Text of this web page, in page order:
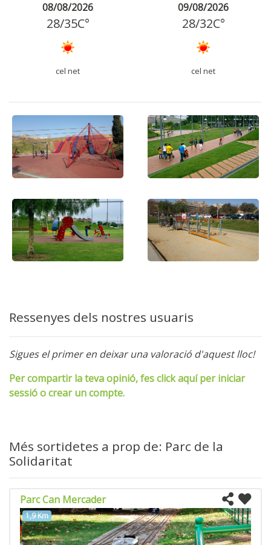
08/08/2026
28/35C°
cel net
09/08/2026
28/32C°
cel net
Ressenyes dels nostres usuaris
Sigues el primer en deixar una valoració d'aquest lloc!
Per compartir la teva opinió, fes click aquí per iniciar
sessió o crear un compte.
Més sortidetes a prop de: Parc de la
Solidaritat
Parc Can Mercader
1,9 Km